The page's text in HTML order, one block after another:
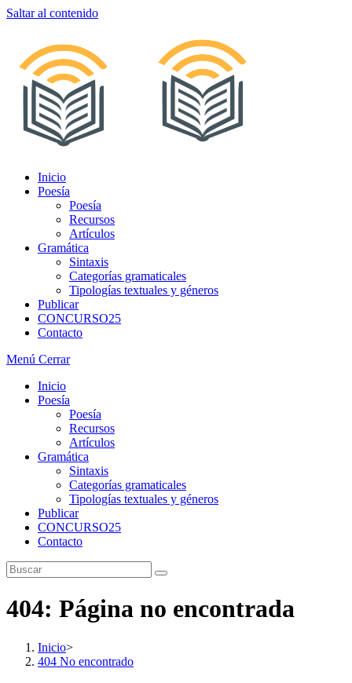
Saltar al contenido
Inicio
Poesía
Poesía
Recursos
Artículos
Gramática
Sintaxis
Categorías gramaticales
Tipologías textuales y géneros
Publicar
CONCURSO25
Contacto
Menú Cerrar
Inicio
Poesía
Poesía
Recursos
Artículos
Gramática
Sintaxis
Categorías gramaticales
Tipologías textuales y géneros
Publicar
CONCURSO25
Contacto
404: Página no encontrada
Inicio>
404 No encontrado